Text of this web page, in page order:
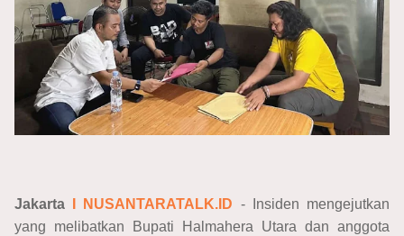
Jakarta I NUSANTARATALK.ID - Insiden mengejutkan
yang melibatkan Bupati Halmahera Utara dan anggota